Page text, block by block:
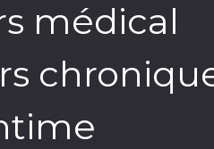
médical